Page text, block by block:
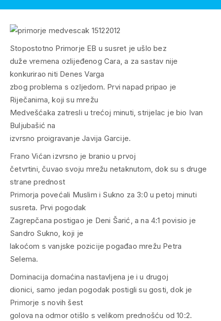
Stopostotno Primorje EB u susret je ušlo bez
duže vremena ozlijeđenog Cara, a za sastav nije
konkurirao niti Denes Varga
zbog problema s ozljedom. Prvi napad pripao je
Riječanima, koji su mrežu
Medvešćaka zatresli u trećoj minuti, strijelac je bio Ivan
Buljubašić na
izvrsno proigravanje Javija Garcije.
Frano Vićan izvrsno je branio u prvoj
četvrtini, čuvao svoju mrežu netaknutom, dok su s druge
strane prednost
Primorja povećali Muslim i Sukno za 3:0 u petoj minuti
susreta. Prvi pogodak
Zagrepčana postigao je Deni Šarić, a na 4:1 povisio je
Sandro Sukno, koji je
lakoćom s vanjske pozicije pogađao mrežu Petra
Selema.
Dominacija domaćina nastavljena je i u drugoj
dionici, samo jedan pogodak postigli su gosti, dok je
Primorje s novih šest
golova na odmor otišlo s velikom prednošću od 10:2.